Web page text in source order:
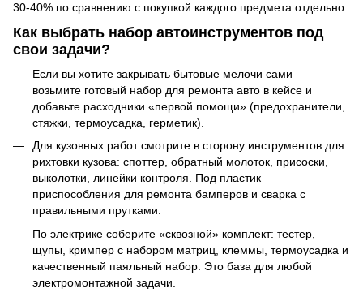
30-40% по сравнению с покупкой каждого предмета отдельно.
Как выбрать набор автоинструментов под
свои задачи?
Если вы хотите закрывать бытовые мелочи сами —
возьмите готовый набор для ремонта авто в кейсе и
добавьте расходники «первой помощи» (предохранители,
стяжки, термоусадка, герметик).
Для кузовных работ смотрите в сторону инструментов для
рихтовки кузова: споттер, обратный молоток, присоски,
выколотки, линейки контроля. Под пластик —
приспособления для ремонта бамперов и сварка с
правильными прутками.
По электрике соберите «сквозной» комплект: тестер,
щупы, кримпер с набором матриц, клеммы, термоусадка и
качественный паяльный набор. Это база для любой
электромонтажной задачи.